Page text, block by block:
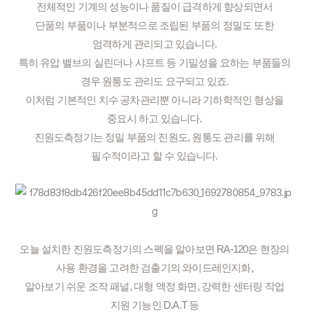
전체적인 기계의 성능이나 품질이 급격하게 향상되면서
단품의 부품이나 부분적으로 조립된 부품의 정밀도 또한
엄격하게 관리되고 있습니다.
특히 유압 밸브의 실린더나 샤프트 등 기밀성을 요하는 부품들의
경우 원통도 관리도 요구되고 있죠.
이처럼 기본적인 치수 공차관리뿐 아니라 기하학적인 형상을
중요시 하고 있습니다.
진원도측정기는 정밀 부품의 진원도, 원통도 관리를 위해
필수적이라고 할 수 있습니다.
오늘 설치한 진원도측정기의 스펙을 알아보면 RA-120은 현장의
사용 환경을 고려한 검출기의 와이드레인지화,
알아보기 쉬운 조작 패널, 대형 액정 화면, 강력한 센터링 작업
지원 기능인 D.A.T 등